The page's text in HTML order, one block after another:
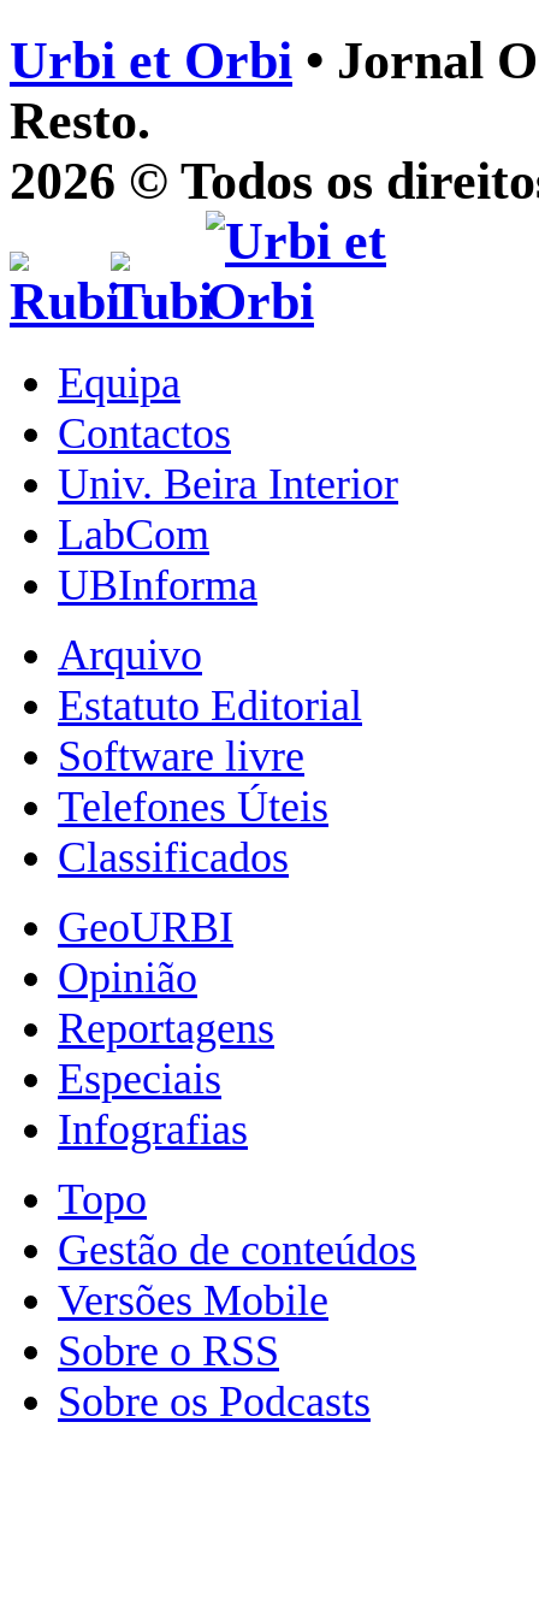
Urbi et Orbi • Jornal
Resto.
2026 © Todos os
Equipa
Contactos
Univ. Beira Interior
LabCom
UBInforma
Arquivo
Estatuto Editorial
Software livre
Telefones Úteis
Classificados
GeoURBI
Opinião
Reportagens
Especiais
Infografias
Topo
Gestão de conteúdos
Versões Mobile
Sobre o RSS
Sobre os Podcasts